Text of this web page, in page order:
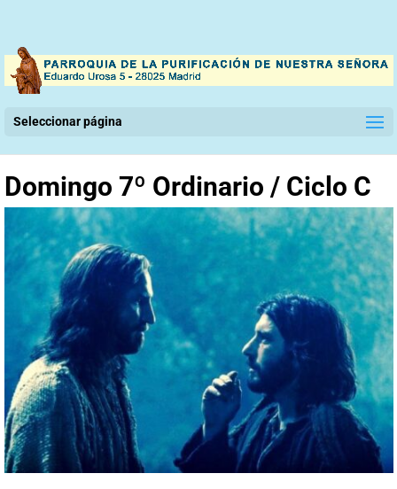
Seleccionar página
Domingo 7º Ordinario / Ciclo C